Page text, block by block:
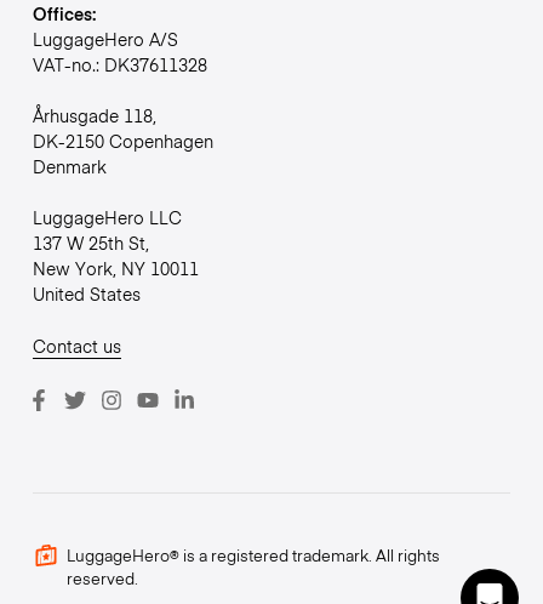
Offices:
LuggageHero A/S
VAT-no.: DK37611328
Århusgade 118,
DK-2150 Copenhagen
Denmark
LuggageHero LLC
137 W 25th St,
New York, NY 10011
United States
Contact us
LuggageHero® is a registered trademark. All rights
reserved.